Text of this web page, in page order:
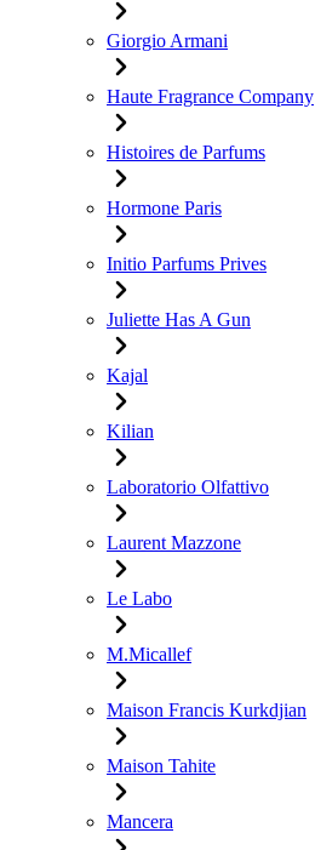
Giorgio Armani
Haute Fragrance Company
Histoires de Parfums
Hormone Paris
Initio Parfums Prives
Juliette Has A Gun
Kajal
Kilian
Laboratorio Olfattivo
Laurent Mazzone
Le Labo
M.Micallef
Maison Francis Kurkdjian
Maison Tahite
Mancera